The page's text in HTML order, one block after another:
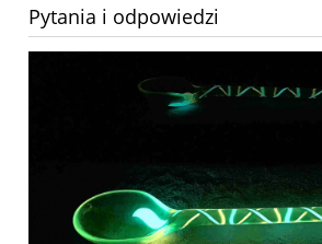
Pytania i odpowiedzi